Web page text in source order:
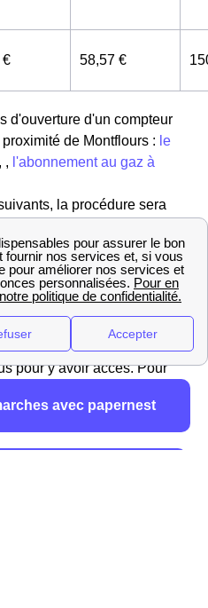
€ 58,57 €
d'ouverture d'un compteur
de Montflours : le
, , l'abonnement au gaz à
la procédure sera
ou nom de l'ancien
d'ERDF de Montflours
pour y avoir accès. Pour
avec papernest